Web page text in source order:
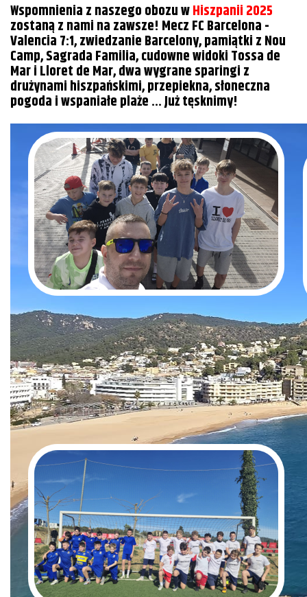
Wspomnienia z naszego obozu wHiszpanii 2025
zostaną z nami na zawsze! Mecz FC Barcelona -
Valencia 7:1, zwiedzanie Barcelony, pamiątki z Nou
Camp, Sagrada Familia, cudowne widoki Tossa de
Mar i Lloret de Mar, dwa wygrane sparingi z
drużynami hiszpańskimi, przepiekna, słoneczna
pogoda i wspaniałe plaże ... Już tęsknimy!